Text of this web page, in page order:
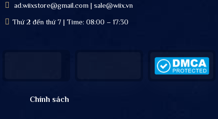
ad.wiixstore@gmail.com | sale@wiix.vn
Thứ 2 đến thứ 7 | Time: 08:00 – 17:30
Chính sách